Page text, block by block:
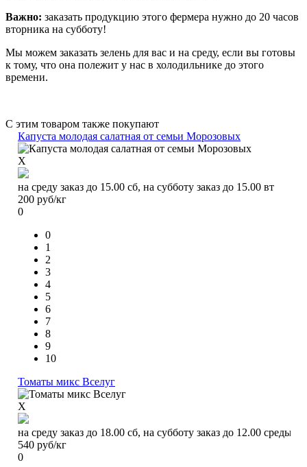
Важно: заказать продукцию этого фермера нужно до 20 часов
вторника на субботу!
Мы можем заказать зелень для вас и на среду, если вы готовы
к тому, что она полежит у нас в холодильнике до этого
времени.
С этим товаром также покупают
Капуста молодая салатная от семьи Морозовых
X
на среду заказ до 15.00 сб, на субботу заказ до 15.00 вт
200 руб/кг
0
0
1
2
3
4
5
6
7
8
9
10
Томаты микс Вселуг
X
на среду заказ до 18.00 сб, на субботу заказ до 12.00 среды
540 руб/кг
0